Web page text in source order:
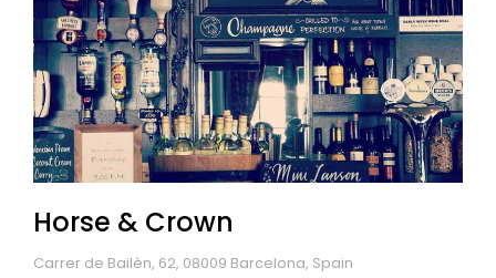
Horse & Crown
Carrer de Bailèn, 62, 08009 Barcelona, Spain